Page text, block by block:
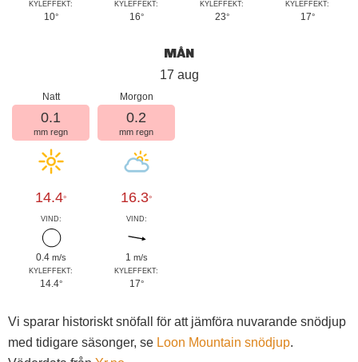
KYLEFFEKT:
10°
KYLEFFEKT:
16°
KYLEFFEKT:
23°
KYLEFFEKT:
17°
MÅN
17 aug
Natt
0.1
mm regn
14.4°
VIND:
0.4 m/s
KYLEFFEKT:
14.4°
Morgon
0.2
mm regn
16.3°
VIND:
1 m/s
KYLEFFEKT:
17°
Vi sparar historiskt snöfall för att jämföra nuvarande snödjup
med tidigare säsonger, se Loon Mountain snödjup.